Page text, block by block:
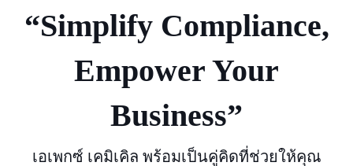
“Simplify Compliance,
Empower Your
Business”
เอเพกซ์ เคมิเคิล พร้อมเป็นคู่คิดที่ช่วยให้คุณ